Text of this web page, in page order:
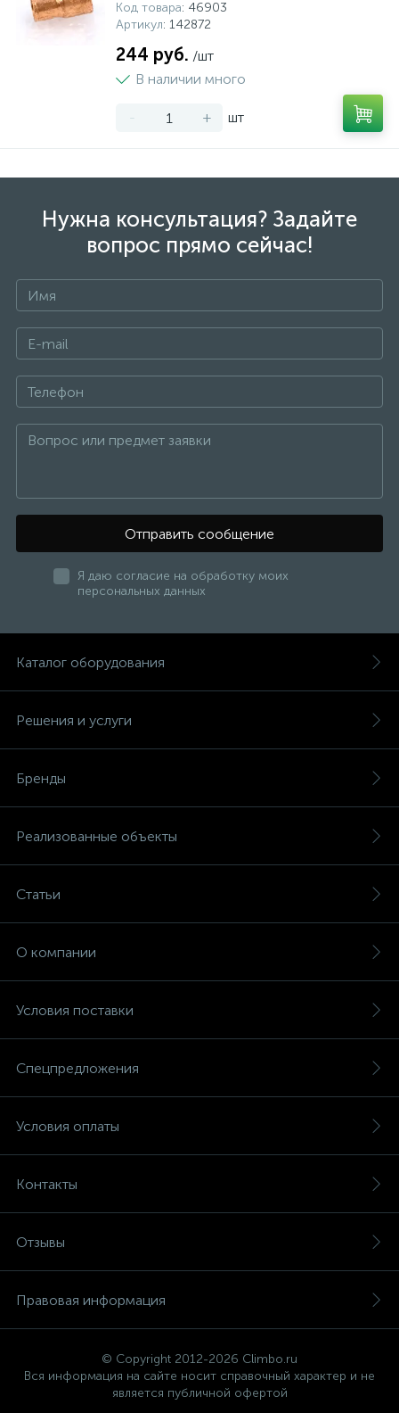
Код товара: 46903
Артикул: 142872
244 руб. /шт
В наличии много
- + шт
Нужна консультация? Задайте
вопрос прямо сейчас!
Отправить сообщение
Я даю согласие на обработку моих
персональных данных
Каталог оборудования
Решения и услуги
Бренды
Реализованные объекты
Статьи
О компании
Условия поставки
Спецпредложения
Условия оплаты
Контакты
Отзывы
Правовая информация
© Copyright 2012-2026 Climbo.ru
Вся информация на сайте носит справочный характер и не
является публичной офертой